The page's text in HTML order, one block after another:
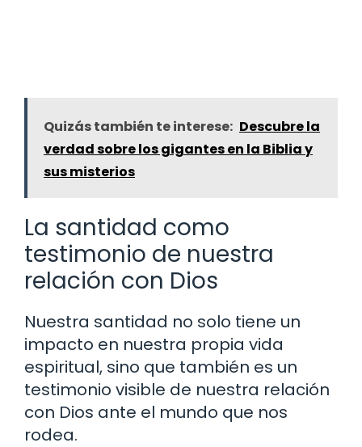
Quizás también te interese: Descubre la
verdad sobre los gigantes en la Biblia y
sus misterios
La santidad como
testimonio de nuestra
relación con Dios
Nuestra santidad no solo tiene un
impacto en nuestra propia vida
espiritual, sino que también es un
testimonio visible de nuestra relación
con Dios ante el mundo que nos
rodea.